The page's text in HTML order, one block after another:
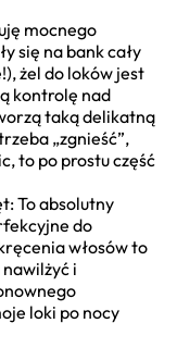
mocnego
się na bank cały
żel do loków jest
kontrolę nad
taką delikatną
„zgnieść”,
to po prostu część
To absolutny
do
włosów to
i
loki po nocy